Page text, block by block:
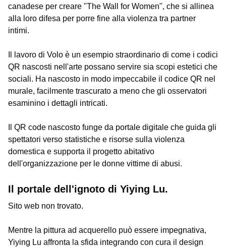
canadese per creare "The Wall for Women", che si allinea
alla loro difesa per porre fine alla violenza tra partner
intimi.
Il lavoro di Volo è un esempio straordinario di come i codici
QR nascosti nell'arte possano servire sia scopi estetici che
sociali. Ha nascosto in modo impeccabile il codice QR nel
murale, facilmente trascurato a meno che gli osservatori
esaminino i dettagli intricati.
Il QR code nascosto funge da portale digitale che guida gli
spettatori verso statistiche e risorse sulla violenza
domestica e supporta il progetto abitativo
dell'organizzazione per le donne vittime di abusi.
Il portale dell'ignoto di Yiying Lu.
Sito web non trovato.
Mentre la pittura ad acquerello può essere impegnativa,
Yiying Lu affronta la sfida integrando con cura il design